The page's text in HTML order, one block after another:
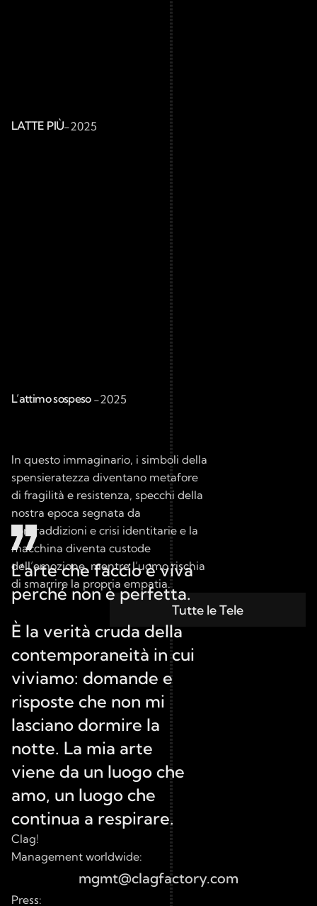
LATTE PIÙ-2025
L’attimo sospeso -2025
In questo immaginario, i simboli della
spensieratezza diventano metafore
di fragilità e resistenza, specchi della
nostra epoca segnata da
contraddizioni e crisi identitarie e la
macchina diventa custode
dell’emozione, mentre l’uomo rischia
di smarrire la propria empatia.
Tutte le Tele
L’arte che faccio è viva
perché non è perfetta.
È la verità cruda della
contemporaneità in cui
viviamo: domande e
risposte che non mi
lasciano dormire la
notte. La mia arte
viene da un luogo che
amo, un luogo che
continua a respirare.
Clag!
Management worldwide:
mgmt@clagfactory.com
Press: